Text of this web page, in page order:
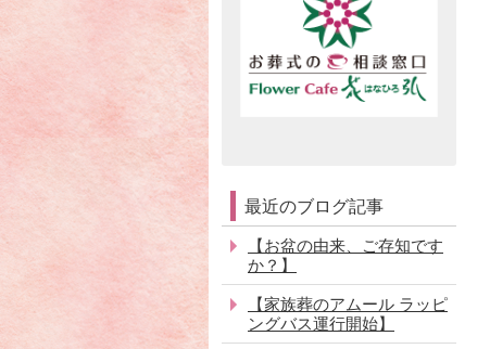
最近のブログ記事
【お盆の由来、ご存知です
か？】
【家族葬のアムール ラッピ
ングバス運行開始】